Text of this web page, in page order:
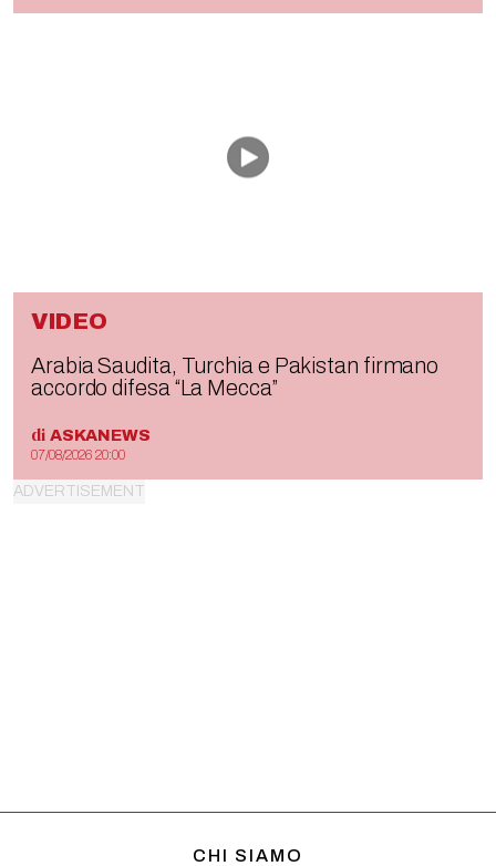
VIDEO
Arabia Saudita, Turchia e Pakistan firmano
accordo difesa “La Mecca”
di ASKANEWS
07/08/2026 20:00
CHI SIAMO